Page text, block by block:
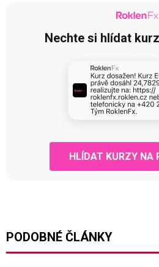
Nechte si hlídat
HLÍDAT KURZY NA
PODOBNÉ ČLÁNKY